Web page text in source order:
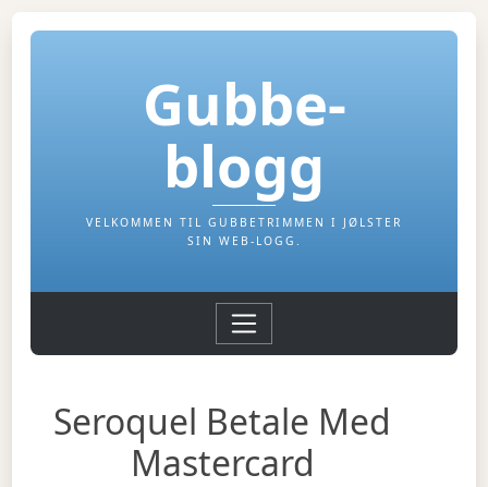
Gubbe-
blogg
VELKOMMEN TIL GUBBETRIMMEN I JØLSTER
SIN WEB-LOGG.
Seroquel Betale Med
Mastercard